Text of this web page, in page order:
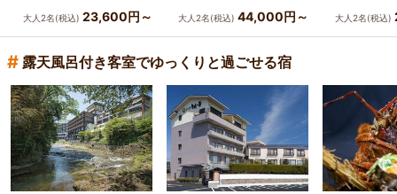
大人2名(税込) 23,600円～ 大人2名(税込) 44,000円～ 大人2名(税込)
# 露天風呂付き客室でゆっくりと過ごせる宿